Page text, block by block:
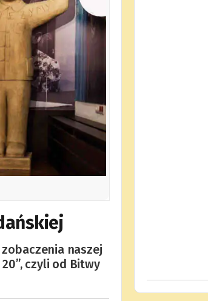
naszej
czyli od Bitwy